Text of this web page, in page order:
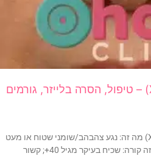
קסנטלזמה (Xanthelasma) – טיפול, הסרה בלייזר, גורמים
תקציר – קסנטלזמה (Xanthelasma) מה זה: נגע צהבהב/שומני שטוח או מעט
מורם בעפעפיים – לרוב שפיר. למי זה קורה: שכיח בעיקר מגיל 40+; קשור